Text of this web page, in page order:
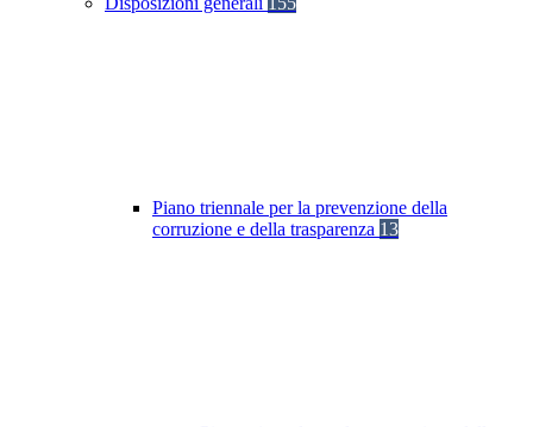
Piano triennale per la prevenzione della
corruzione e della trasparenza 13